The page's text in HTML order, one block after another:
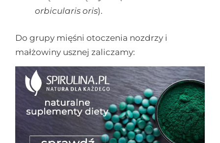
orbicularis oris).
Do grupy mięśni otoczenia nozdrzy i
małżowiny usznej zaliczamy: